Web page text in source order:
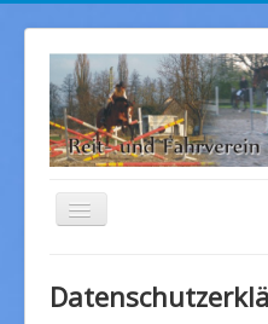
Navigation
Aktuelles